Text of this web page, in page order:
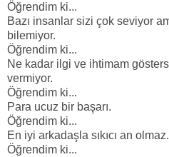
Öğrendim ki...
Bazı insanlar sizi çok seviyor
bilemiyor.
Öğrendim ki...
Ne kadar ilgi ve ihtimam
vermiyor.
Öğrendim ki...
Para ucuz bir başarı.
Öğrendim ki...
En iyi arkadaşla sıkıcı an olmaz.
Öğrendim ki...